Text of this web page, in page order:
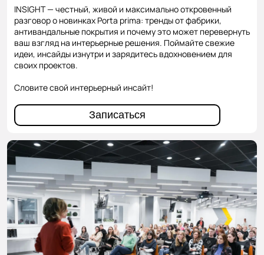
INSIGHT — честный, живой и максимально откровенный
разговор о новинках Porta prima: тренды от фабрики,
антивандальные покрытия и почему это может перевернуть
ваш взгляд на интерьерные решения. Поймайте свежие
идеи, инсайды изнутри и зарядитесь вдохновением для
своих проектов.
Словите свой интерьерный инсайт!
Записаться